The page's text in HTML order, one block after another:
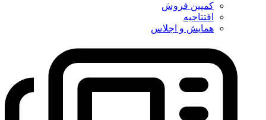
کمپین فروش
افتتاحیه
همایش و اجلاس